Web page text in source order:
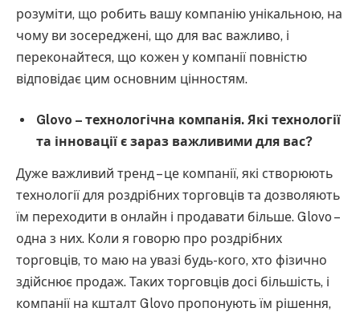
розуміти, що робить вашу компанію унікальною, на
чому ви зосереджені, що для вас важливо, і
переконайтеся, що кожен у компанії повністю
відповідає цим основним цінностям.
Glovo – технологічна компанія. Які технології
та інновації є зараз важливими для вас?
Дуже важливий тренд – це компанії, які створюють
технології для роздрібних торговців та дозволяють
їм переходити в онлайн і продавати більше. Glovo –
одна з них. Коли я говорю про роздрібних
торговців, то маю на увазі будь-кого, хто фізично
здійснює продаж. Таких торговців досі більшість, і
компанії на кшталт Glovo пропонують їм рішення,